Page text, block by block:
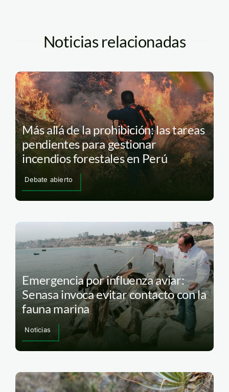
Noticias relacionadas
Más allá de la prohibición: las tareas
pendientes para gestionar
incendios forestales en Perú
Debate abierto
Emergencia por influenza aviar:
Senasa invoca evitar contacto con la
fauna marina
Noticias